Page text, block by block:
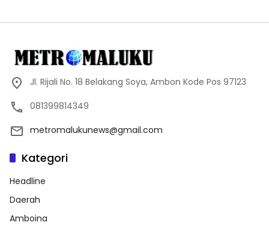
Jl. Rijali No. 18 Belakang Soya, Ambon Kode Pos 97123
081399814349
metromalukunews@gmail.com
Kategori
Headline
Daerah
Amboina